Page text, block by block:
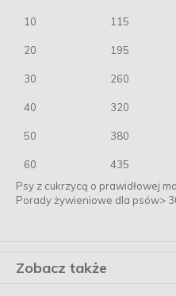
10 115
20 195
30 260
40 320
50 380
60 435
Psy z cukrzycą o prawidłowej
Porady żywieniowe dla psów>
Zobacz także